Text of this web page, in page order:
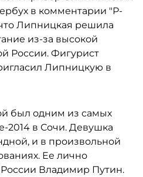
в комментарии "Р-
Липницкая решила
из-за высокой
России. Фигурист
Липницкую в
был одним из самых
2014 в Сочи. Девушка
и в произвольной
Ее лично
Владимир Путин.